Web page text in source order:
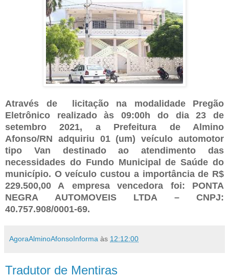
Através de licitação na modalidade Pregão
Eletrônico realizado às 09:00h do dia 23 de
setembro 2021, a Prefeitura de Almino
Afonso/RN adquiriu 01 (um) veículo automotor
tipo Van destinado ao atendimento das
necessidades do Fundo Municipal de Saúde do
município. O veículo custou a importância de R$
229.500,00 A empresa vencedora foi: PONTA
NEGRA AUTOMOVEIS LTDA – CNPJ:
40.757.908/0001-69.
AgoraAlminoAfonsoInforma às 12:12:00
Tradutor de Mentiras